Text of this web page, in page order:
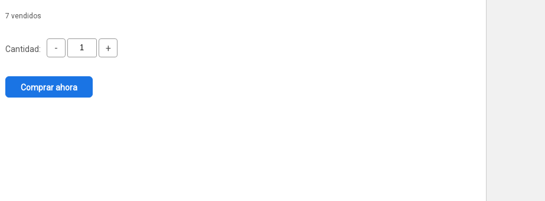
7 vendidos
Cantidad: - +
Comprar ahora